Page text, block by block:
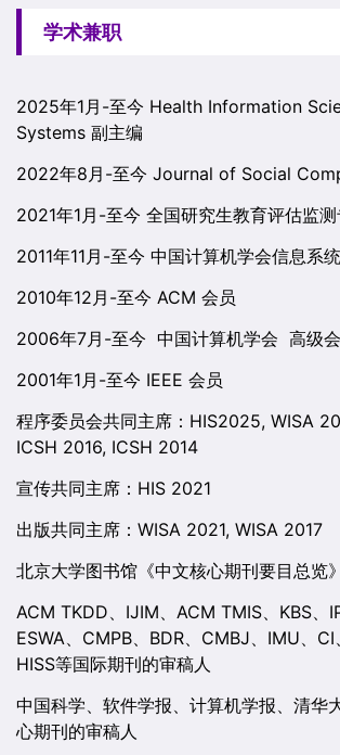
学术兼职
2025年1月-至今 Health Information
Systems 副主编
2022年8月-至今 Journal of Social
2021年1月-至今 全国研究生教育评估监
2011年11月-至今 中国计算机学会信息系
2010年12月-至今 ACM 会员
2006年7月-至今 中国计算机学会 高级
2001年1月-至今 IEEE 会员
程序委员会共同主席：HIS2025, WISA
ICSH 2016, ICSH 2014
宣传共同主席：HIS 2021
出版共同主席：WISA 2021, WISA 2017
北京大学图书馆《中文核心期刊要目总览
ACM TKDD、IJIM、ACM TMIS、KBS、
ESWA、CMPB、BDR、CMBJ、IMU、CI
HISS等国际期刊的审稿人
中国科学、软件学报、计算机学报、清华
心期刊的审稿人